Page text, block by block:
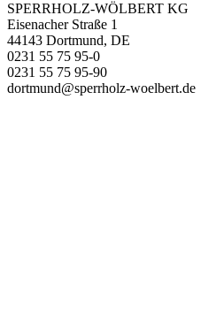
SPERRHOLZ-WÖLBERT KG
Eisenacher Straße 1
44143 Dortmund, DE
0231 55 75 95-0
0231 55 75 95-90
dortmund@sperrholz-woelbert.de